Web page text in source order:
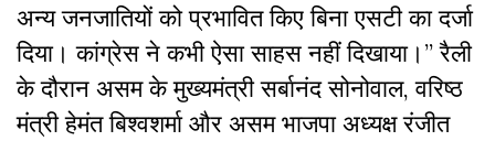
अन्य जनजातियों को प्रभावित किए बिना एसटी का दर्जा
दिया। कांग्रेस ने कभी ऐसा साहस नहीं दिखाया।” रैली
के दौरान असम के मुख्यमंत्री सर्बानंद सोनोवाल, वरिष्ठ
मंत्री हेमंत बिश्वशर्मा और असम भाजपा अध्यक्ष रंजीत